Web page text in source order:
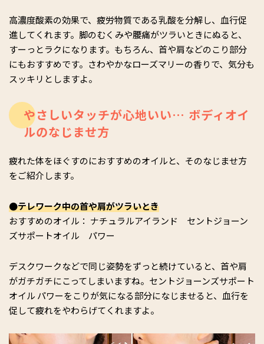
高濃度酸素の効果で、疲労物質である乳酸を分解し、血行促
進してくれます。脚のむくみや腰痛がツラいときにぬると、
すーっとラクになります。もちろん、首や肩などのこり部分
にもおすすめです。さわやかなローズマリーの香りで、気分も
スッキリとしますよ。
やさしいタッチが心地いい… ボディオイ
ルのなじませ方
疲れた体をほぐすのにおすすめのオイルと、そのなじませ方
をご紹介します。
●テレワーク中の首や肩がツラいとき
おすすめのオイル： ナチュラルアイランド セントジョーン
ズサポートオイル パワー
デスクワークなどで同じ姿勢をずっと続けていると、首や肩
がガチガチにこってしまいますね。セントジョーンズサポート
オイル パワーをこりが気になる部分になじませると、血行を
促して疲れをやわらげてくれますよ。